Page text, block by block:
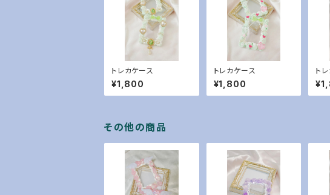
トレカケース
¥1,800
トレカケース
¥1,800
ト
その他の商品